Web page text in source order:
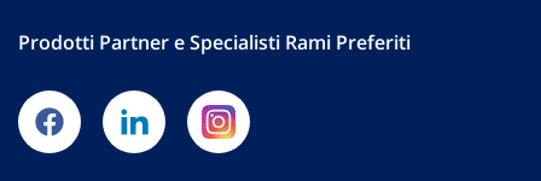
Prodotti Partner e Specialisti Rami Preferiti